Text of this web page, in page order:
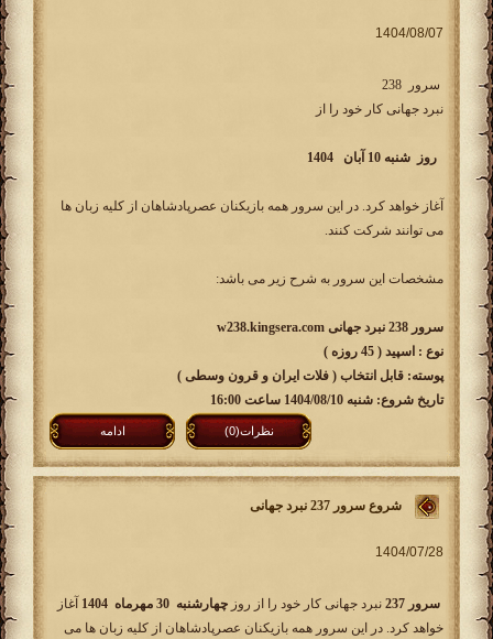
سرور 238
نبرد جهانی کار خود را از
روز شنبه 10 آبان 1404
آغاز خواهد کرد. در این سرور همه بازیکنان عصرپادشاهان از کلیه زبان ها
می توانند شرکت کنند.
مشخصات این سرور به شرح زیر می باشد:
سرور 238 نبرد جهانی w238.kingsera.com
نوع : اسپید ( 45 روزه )
پوسته: قابل انتخاب ( فلات ایران و قرون وسطی )
تاریخ شروع: شنبه 1404/08/10 ساعت 16:00
ادامه نظرات(0)
شروع سرور 237 نبرد جهانی
سرور 237 نبرد جهانی کار خود را از روز چهارشنبه
آغاز
خواهد کرد. در این سرور همه بازیکنان عصرپادشاهان از کلیه زبان ها می